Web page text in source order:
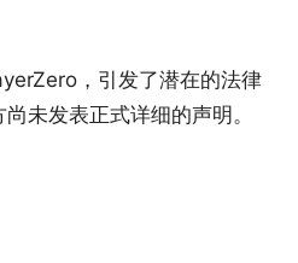
，引发了潜在的法律
未发表正式详细的声明。